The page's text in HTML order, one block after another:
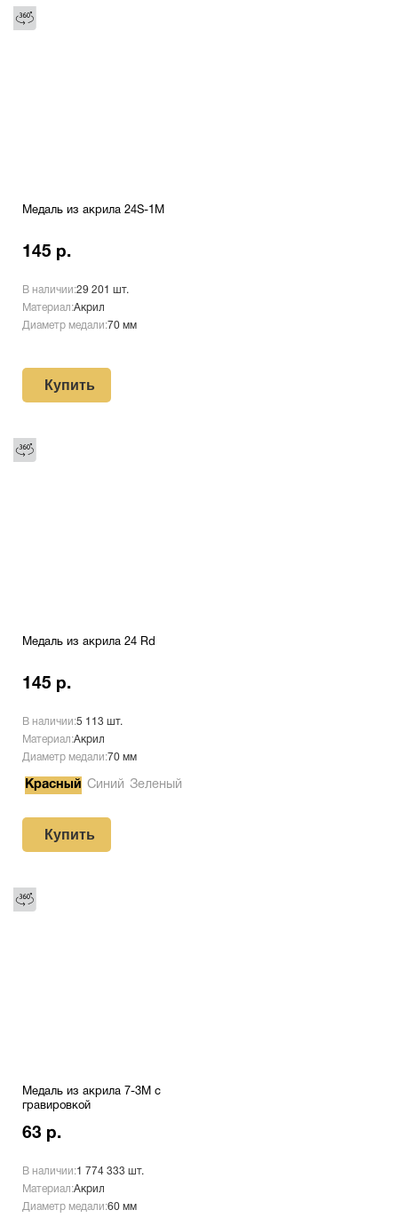
Медаль из акрила 24S-1M
145 р.
В наличии:29 201 шт.
Материал:Акрил
Диаметр медали:70 мм
Купить
Медаль из акрила 24 Rd
145 р.
В наличии:5 113 шт.
Материал:Акрил
Диаметр медали:70 мм
Красный Синий Зеленый
Купить
Медаль из акрила 7-3М с
гравировкой
63 р.
В наличии:1 774 333 шт.
Материал:Акрил
Диаметр медали:60 мм